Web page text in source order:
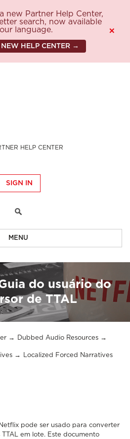
new Partner Help Center,
search, now available
language.
HELP CENTER →
×
HELP CENTER
SIGN IN
MENU
do usuário do
de TTAL
Dubbed Audio Resources
Localized Forced Narratives
pode ser usado para converter
em lote. Este documento